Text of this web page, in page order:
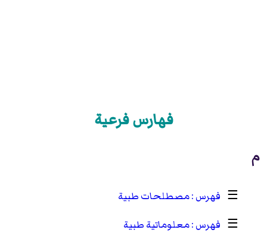
فهارس فرعية
م
☰
مصطلحات طبية
☰
معلوماتية طبية